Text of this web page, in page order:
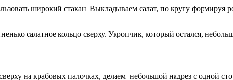
широкий стакан. Выкладываем салат, по кругу формируя
салатное кольцо сверху. Укропчик, который остался,
на крабовых палочках, делаем небольшой надрез с одной